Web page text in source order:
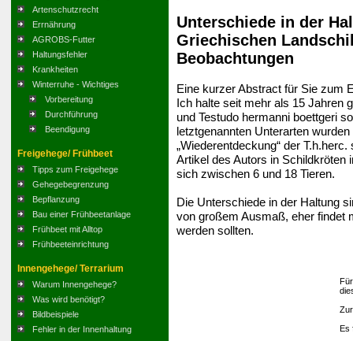
Artenschutzrecht
Errnährung
AGROBS-Futter
Haltungsfehler
Krankheiten
Winterruhe - Wichtiges
Vorbereitung
Durchführung
Beendigung
Freigehege/ Frühbeet
Tipps zum Freigehege
Gehegebegrenzung
Bepflanzung
Bau einer Frühbeetanlage
Frühbeet mit Alltop
Frühbeeteinrichtung
Innengehege/ Terrarium
Warum Innengehege?
Was wird benötigt?
Bildbeispiele
Fehler in der Innenhaltung
Unterschiede in der
Griechischen
Beobachtungen
Eine kurzer Abstract für Sie zum
Ich halte seit mehr als 15 Jahren
und Testudo hermanni boettgeri
letztgenannten Unterarten
„Wiederentdeckung“ der
Artikel des Autors in Schildkröten
sich zwischen 6 und 18 Tieren.
Die Unterschiede in der Haltung
von großem Ausmaß, eher findet
werden sollten.
Es